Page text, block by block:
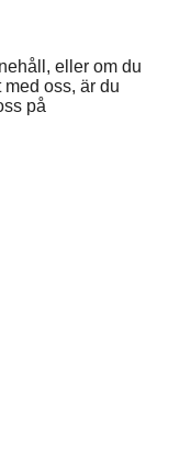
eller om du
oss, är du
på